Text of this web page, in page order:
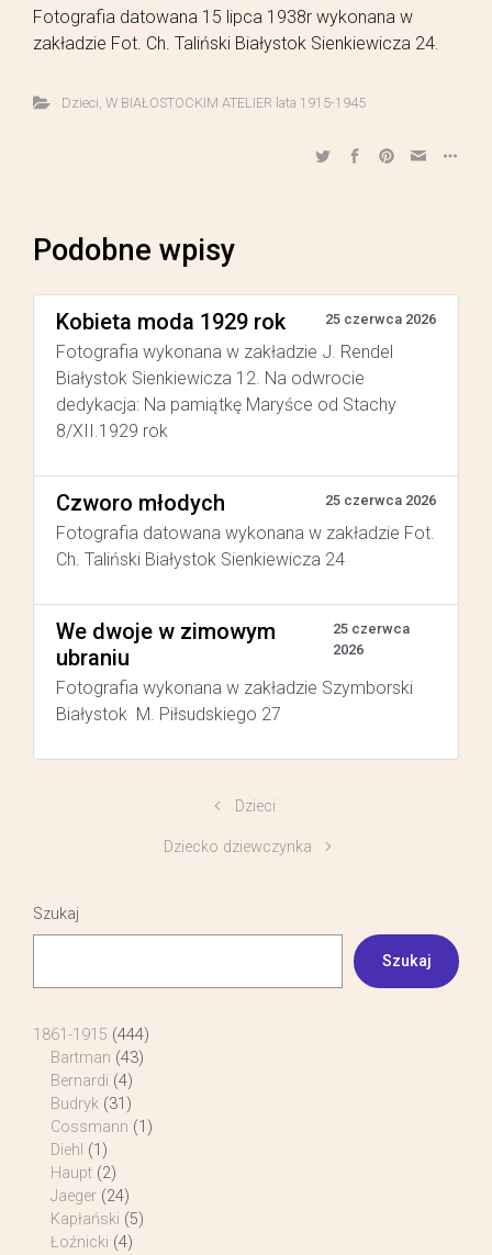
Fotografia datowana 15 lipca 1938r wykonana w
zakładzie Fot. Ch. Taliński Białystok Sienkiewicza 24.
Dzieci W BIAŁOSTOCKIM ATELIER lata 1915-1945
Podobne wpisy
Kobieta moda 1929 rok 25 czerwca 2026
Fotografia wykonana w zakładzie J. Rendel
Białystok Sienkiewicza 12. Na odwrocie
dedykacja: Na pamiątkę Maryśce od Stachy
8/XII.1929 rok
Czworo młodych 25 czerwca 2026
Fotografia datowana wykonana w zakładzie Fot.
Ch. Taliński Białystok Sienkiewicza 24
We dwoje w zimowym
ubraniu
25 czerwca
2026
Fotografia wykonana w zakładzie Szymborski
Białystok M. Piłsudskiego 27
Dzieci
Dziecko dziewczynka
Szukaj
Szukaj
1861-1915 (444)
Bartman (43)
Bernardi (4)
Budryk (31)
Cossmann (1)
Diehl (1)
Haupt (2)
Jaeger (24)
Kapłański (5)
Łoźnicki (4)